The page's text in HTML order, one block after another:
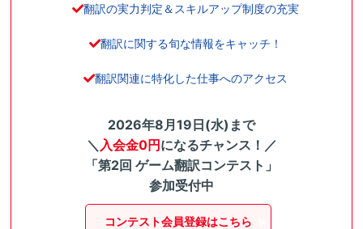
翻訳の実力判定＆スキルアップ制度の充実
翻訳に関する旬な情報をキャッチ！
翻訳関連に特化した仕事へのアクセス
2026年8月19日(水)まで
＼ 入会金0円になるチャンス！／
「第2回 ゲーム翻訳コンテスト」
参加受付中
コンテスト会員登録はこちら